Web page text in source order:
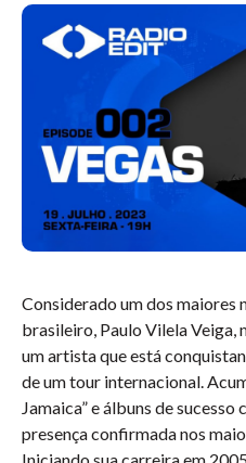
Considerado um dos maiores
brasileiro, Paulo Vilela Veiga,
um artista que está
de um tour internacional.
Jamaica” e álbuns de sucesso
presença confirmada nos